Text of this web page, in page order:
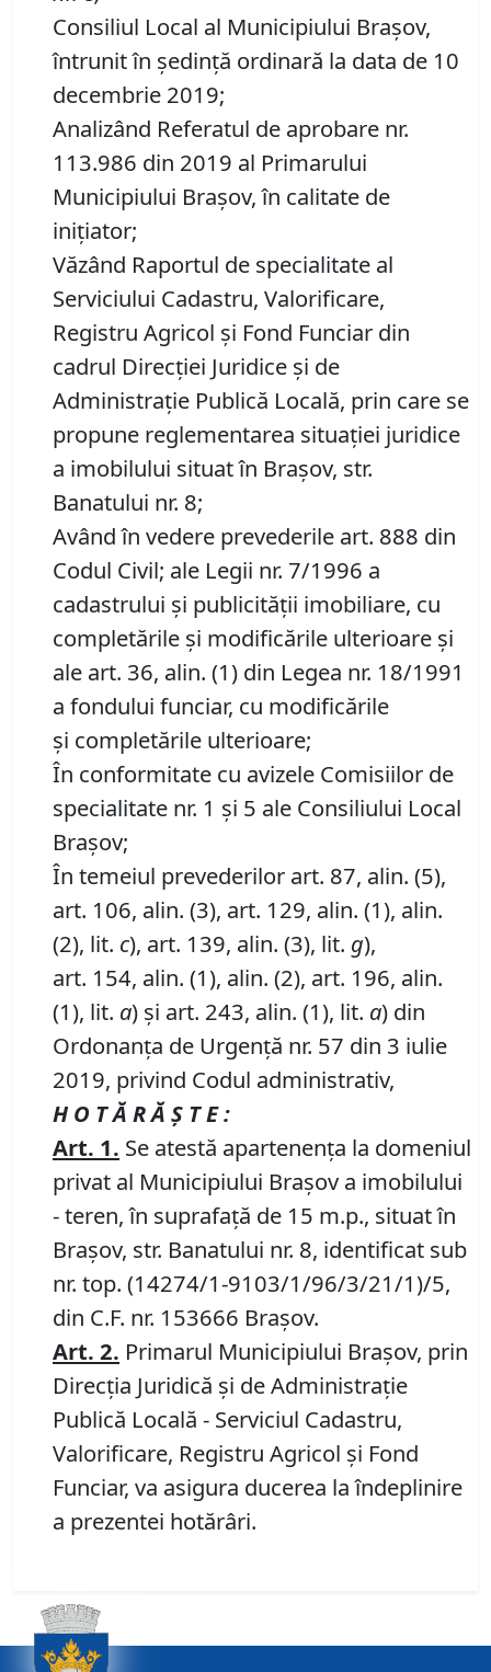
Consiliul Local al Municipiului Brașov,
întrunit în ședință ordinară la data de 10
decembrie 2019;
Analizând Referatul de aprobare nr.
113.986 din 2019 al Primarului
Municipiului Brașov, în calitate de
inițiator;
Văzând Raportul de specialitate al
Serviciului Cadastru, Valorificare,
Registru Agricol şi Fond Funciar din
cadrul Direcţiei Juridice şi de
Administraţie Publică Locală, prin care se
propune reglementarea situației juridice
a imobilului situat în Brașov, str.
Banatului nr. 8;
Având în vedere prevederile art. 888 din
Codul Civil; ale Legii nr. 7/1996 a
cadastrului și publicității imobiliare, cu
completările și modificările ulterioare și
ale art. 36, alin. (1) din Legea nr. 18/1991
a fondului funciar, cu modificările
și completările ulterioare;
În conformitate cu avizele Comisiilor de
specialitate nr. 1 și 5 ale Consiliului Local
Brașov;
În temeiul prevederilor art. 87, alin. (5),
art. 106, alin. (3), art. 129, alin. (1), alin.
(2), lit. c), art. 139, alin. (3), lit. g),
art. 154, alin. (1), alin. (2), art. 196, alin.
(1), lit. a) și art. 243, alin. (1), lit. a) din
Ordonanța de Urgență nr. 57 din 3 iulie
2019, privind Codul administrativ,
H O T Ă R Ă Ş T E :
Art. 1. Se atestă apartenența la domeniul
privat al Municipiului Brașov a imobilului
- teren, în suprafață de 15 m.p., situat în
Brașov, str. Banatului nr. 8, identificat sub
nr. top. (14274/1-9103/1/96/3/21/1)/5,
din C.F. nr. 153666 Brașov.
Art. 2. Primarul Municipiului Brașov, prin
Direcția Juridică și de Administrație
Publică Locală - Serviciul Cadastru,
Valorificare, Registru Agricol și Fond
Funciar, va asigura ducerea la îndeplinire
a prezentei hotărâri.